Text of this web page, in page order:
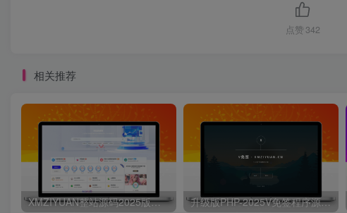
点赞 342
相关推荐
XMZIYUAN整站源码2025版带16000+整站资源 升级版PHP-2025V免签程序源码，本站同款支持支付宝和微信